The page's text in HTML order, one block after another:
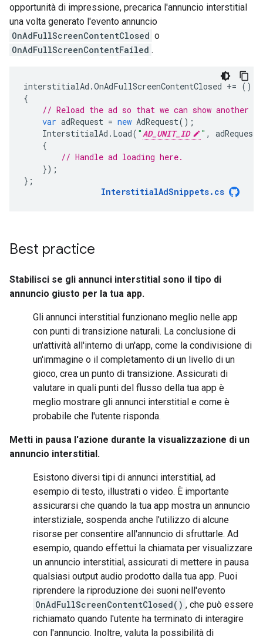
opportunità di impressione, precarica l'annuncio interstitial
una volta generato l'evento annuncio
OnAdFullScreenContentClosed o
OnAdFullScreenContentFailed .
interstitialAd .OnAdFullScreenContentClosed += ()
{
// Reload the ad so that we can show another
var adRequest = new AdRequest();
InterstitialAd . Load( "AD_UNIT_ID " , adRequest
{
// Handle ad loading here.
});
};
InterstitialAdSnippets. cs
Best practice
Stabilisci se gli annunci interstitial sono il tipo di
annuncio giusto per la tua app.
Gli annunci interstitial funzionano meglio nelle app
con punti di transizione naturali. La conclusione di
un'attività all'interno di un'app, come la condivisione di
un'immagine o il completamento di un livello di un
gioco, crea un punto di transizione. Assicurati di
valutare in quali punti del flusso della tua app è
meglio mostrare gli annunci interstitial e come è
probabile che l'utente risponda.
Metti in pausa l'azione durante la visualizzazione di un
annuncio interstitial.
Esistono diversi tipi di annunci interstitial, ad
esempio di testo, illustrati o video. È importante
assicurarsi che quando la tua app mostra un annuncio
interstiziale, sospenda anche l'utilizzo di alcune
risorse per consentire all'annuncio di sfruttarle. Ad
esempio, quando effettui la chiamata per visualizzare
un annuncio interstitial, assicurati di mettere in pausa
qualsiasi output audio prodotto dalla tua app. Puoi
riprendere la riproduzione dei suoni nell'evento
OnAdFullScreenContentClosed() , che può essere
richiamato quando l'utente ha terminato di interagire
con l'annuncio. Inoltre, valuta la possibilità di